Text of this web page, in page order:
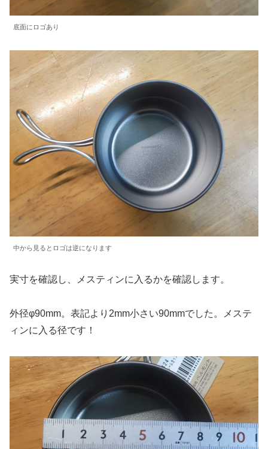
底面にロゴあり
中から見るとロゴは逆になります
実寸を確認し、メスティンに入るかを確認します。
外径φ90mm。表記より2mm小さい90mmでした。メステ
ィンに入る径です！